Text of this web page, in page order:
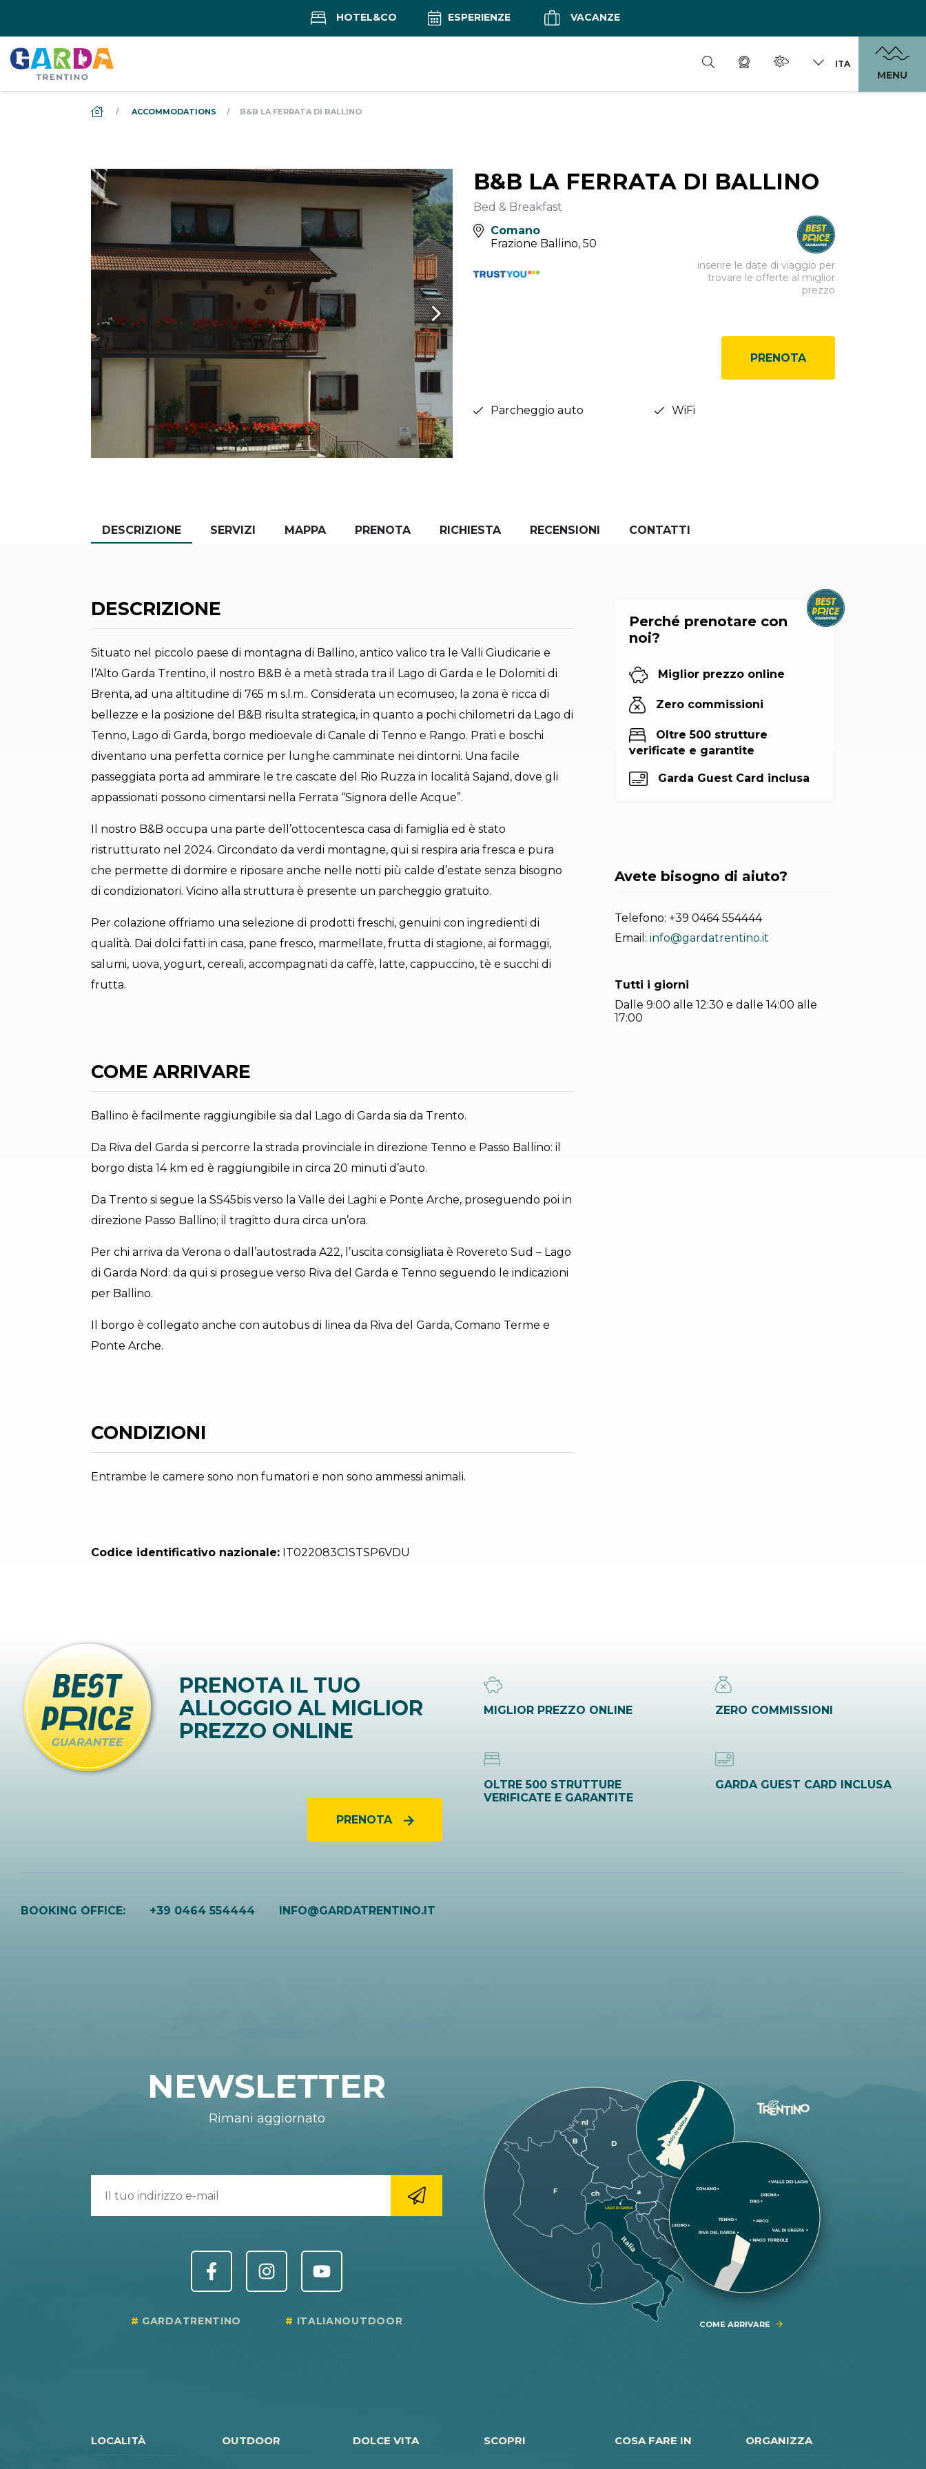
HOTEL&CO ESPERIENZE VACANZE
ITA
MENU
DS_BREADCRUMB.HOME
ACCOMMODATIONS B&B LA FERRATA DI BALLINO
B&B LA FERRATA DI BALLINO
Bed & Breakfast
Comano
Frazione Ballino, 50
inserire le date di viaggio per
trovare le offerte al miglior
prezzo
PRENOTA
Parcheggio auto WiFi
DESCRIZIONE SERVIZI MAPPA PRENOTA RICHIESTA RECENSIONI CONTATTI
DESCRIZIONE
Situato nel piccolo paese di montagna di Ballino, antico valico tra le Valli Giudicarie e
l’Alto Garda Trentino, il nostro B&B è a metà strada tra il Lago di Garda e le Dolomiti di
Brenta, ad una altitudine di 765 m s.l.m.. Considerata un ecomuseo, la zona è ricca di
bellezze e la posizione del B&B risulta strategica, in quanto a pochi chilometri da Lago di
Tenno, Lago di Garda, borgo medioevale di Canale di Tenno e Rango. Prati e boschi
diventano una perfetta cornice per lunghe camminate nei dintorni. Una facile
passeggiata porta ad ammirare le tre cascate del Rio Ruzza in località Sajand, dove gli
appassionati possono cimentarsi nella Ferrata “Signora delle Acque”.
Il nostro B&B occupa una parte dell’ottocentesca casa di famiglia ed è stato
ristrutturato nel 2024. Circondato da verdi montagne, qui si respira aria fresca e pura
che permette di dormire e riposare anche nelle notti più calde d’estate senza bisogno
di condizionatori. Vicino alla struttura è presente un parcheggio gratuito.
Per colazione offriamo una selezione di prodotti freschi, genuini con ingredienti di
qualità. Dai dolci fatti in casa, pane fresco, marmellate, frutta di stagione, ai formaggi,
salumi, uova, yogurt, cereali, accompagnati da caffè, latte, cappuccino, tè e succhi di
frutta.
COME ARRIVARE
Ballino è facilmente raggiungibile sia dal Lago di Garda sia da Trento.
Da Riva del Garda si percorre la strada provinciale in direzione Tenno e Passo Ballino: il
borgo dista 14 km ed è raggiungibile in circa 20 minuti d’auto.
Da Trento si segue la SS45bis verso la Valle dei Laghi e Ponte Arche, proseguendo poi in
direzione Passo Ballino; il tragitto dura circa un’ora.
Per chi arriva da Verona o dall’autostrada A22, l’uscita consigliata è Rovereto Sud – Lago
di Garda Nord: da qui si prosegue verso Riva del Garda e Tenno seguendo le indicazioni
per Ballino.
Il borgo è collegato anche con autobus di linea da Riva del Garda, Comano Terme e
Ponte Arche.
CONDIZIONI
Entrambe le camere sono non fumatori e non sono ammessi animali.
Codice identificativo nazionale: IT022083C1STSP6VDU
Perché prenotare con
noi?
Miglior prezzo online
Zero commissioni
Oltre 500 strutture
verificate e garantite
Garda Guest Card inclusa
Avete bisogno di aiuto?
Telefono: +39 0464 554444
Email: info@gardatrentino.it
Tutti i giorni
Dalle 9:00 alle 12:30 e dalle 14:00 alle
17:00
PRENOTA IL TUO
ALLOGGIO AL MIGLIOR
PREZZO ONLINE
PRENOTA
MIGLIOR PREZZO ONLINE ZERO COMMISSIONI
OLTRE 500 STRUTTURE
VERIFICATE E GARANTITE
GARDA GUEST CARD INCLUSA
BOOKING OFFICE: +39 0464 554444 INFO@GARDATRENTINO.IT
COME ARRIVARE
NEWSLETTER
Rimani aggiornato
GARDATRENTINO ITALIANOUTDOOR
LOCALITÀ OUTDOOR DOLCE VITA SCOPRI COSA FARE IN ORGANIZZA